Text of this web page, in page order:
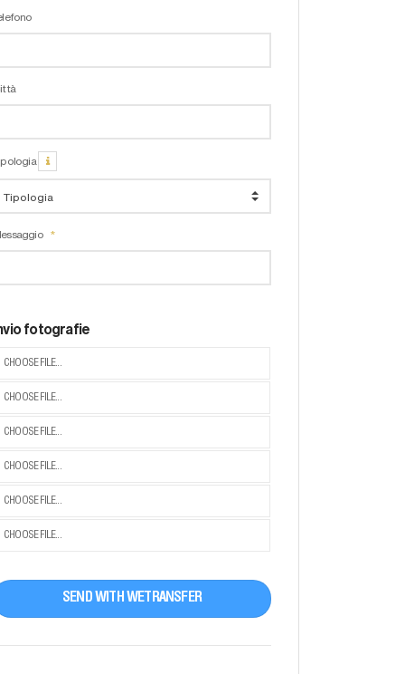
fotografie
CHOOSE FILE...
CHOOSE FILE...
CHOOSE FILE...
CHOOSE FILE...
CHOOSE FILE...
CHOOSE FILE...
SEND WITH WETRANSFER